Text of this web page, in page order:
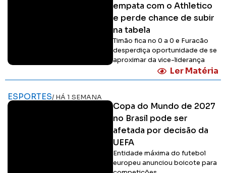
empata com o Athletico
e perde chance de subir
na tabela
Timão fica no 0 a 0 e Furacão
desperdiça oportunidade de se
aproximar da vice-liderança
Ler Matéria
ESPORTES/ HÁ 1 SEMANA
Copa do Mundo de 2027
no Brasil pode ser
afetada por decisão da
UEFA
Entidade máxima do futebol
europeu anunciou boicote para